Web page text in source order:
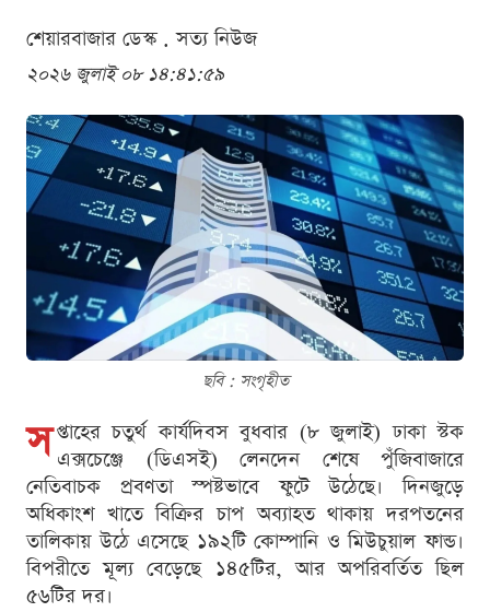
শেয়ারবাজার ডেস্ক . সত্য নিউজ
২০২৬ জুলাই ০৮ ১৪:৪১:৫৯
ছবি : সংগৃহীত
স প্তাহের চতুর্থ কার্যদিবস বুধবার (৮ জুলাই) ঢাকা স্টক
এক্সচেঞ্জে (ডিএসই) লেনদেন শেষে পুঁজিবাজারে
নেতিবাচক প্রবণতা স্পষ্টভাবে ফুটে উঠেছে। দিনজুড়ে
অধিকাংশ খাতে বিক্রির চাপ অব্যাহত থাকায় দরপতনের
তালিকায় উঠে এসেছে ১৯২টি কোম্পানি ও মিউচুয়াল ফান্ড।
বিপরীতে মূল্য বেড়েছে ১৪৫টির, আর অপরিবর্তিত ছিল
৫৬টির দর।